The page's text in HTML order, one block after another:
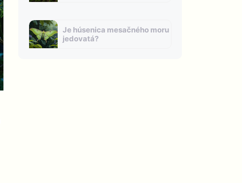
Je húsenica mesačného moru
jedovatá?